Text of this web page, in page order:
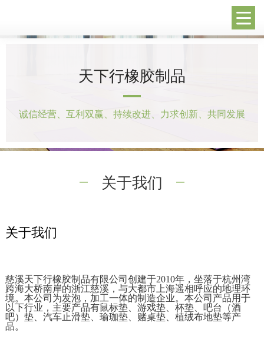
天下行橡胶制品
诚信经营、互利双赢、持续改进、力求创新、共同发展
关于我们
关于我们
慈溪天下行橡胶制品有限公司创建于2010年，坐落于杭州湾
跨海大桥南岸的浙江慈溪，与大都市上海遥相呼应的地理环
境。本公司为发泡，加工一体的制造企业。本公司产品用于
以下行业，主要产品有鼠标垫、游戏垫、杯垫、吧台（酒
吧）垫、汽车止滑垫、瑜珈垫、赌桌垫、植绒布地垫等产
品。